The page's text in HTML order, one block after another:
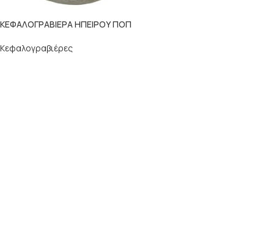
ΚΕΦΑΛΟΓΡΑΒΙΕΡΑ ΗΠΕΙΡΟΥ ΠΟΠ
Κεφαλογραβιέρες